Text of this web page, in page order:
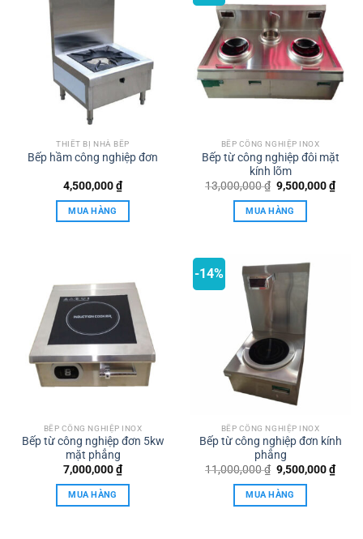
THIẾT BỊ NHÀ BẾP
Bếp hầm công nghiệp đơn
4,500,000₫
MUA HÀNG
BẾP CÔNG NGHIỆP INOX
Bếp từ công nghiệp đôi mặt
kính lõm
13,000,000₫ Giá
gốc
là:
13,000,000 ₫.
9,500,000₫Giá
hiện
MUA HÀNG
BẾP CÔNG NGHIỆP INOX
Bếp từ công nghiệp đơn 5kw
mặt phẳng
7,000,000₫
MUA HÀNG
-14%
BẾP CÔNG NGHIỆP INOX
Bếp từ công nghiệp đơn kính
phẳng
11,000,000₫ Giá
gốc
là:
11,000,000 ₫.
9,500,000₫Giá
hiện
MUA HÀNG